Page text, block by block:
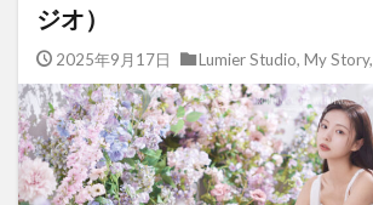
ジオ）
2025年9月17日 Lumier Studio, My Story,